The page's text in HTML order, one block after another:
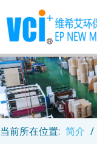
当前所在位置: 简介 /